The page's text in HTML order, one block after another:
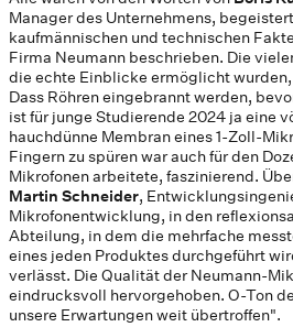
Manager des Unternehmens,
kaufmännischen und technischen
Firma Neumann beschrieben. Die
die echte Einblicke ermöglicht
Dass Röhren eingebrannt werden,
ist für junge Studierende 2024 ja eine
hauchdünne Membran eines 1-Zoll-
Fingern zu spüren war auch für den
Mikrofonen arbeitete, faszinierend.
Martin Schneider,
Mikrofonentwicklung, in den
Abteilung, in dem die mehrfache
eines jeden Produktes durchgeführt
verlässt. Die Qualität der Neumann-
eindrucksvoll hervorgehoben. O-Ton
unsere Erwartungen weit übertroffen".